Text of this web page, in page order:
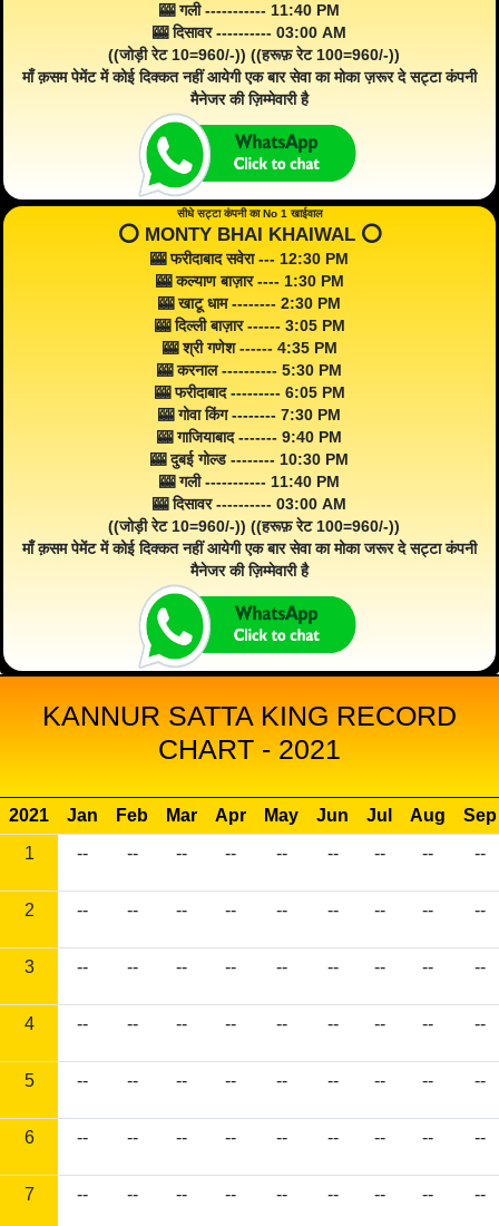
🎰 गली ----------- 11:40 PM
🎰 दिसावर ---------- 03:00 AM
((जोड़ी रेट 10=960/-)) ((हरूफ़ रेट 100=960/-))
माँ क़सम पेमेंट में कोई दिक्कत नहीं आयेगी एक बार सेवा का मोका ज़रूर दे सट्टा कंपनी
मैनेजर की ज़िम्मेवारी है
सीधे सट्टा कंपनी का No 1 खाईवाल
⭕️ MONTY BHAI KHAIWAL ⭕️
🎰 फरीदाबाद सवेरा --- 12:30 PM
🎰 कल्याण बाज़ार ---- 1:30 PM
🎰 खाटू धाम -------- 2:30 PM
🎰 दिल्ली बाज़ार ------ 3:05 PM
🎰 श्री गणेश ------ 4:35 PM
🎰 करनाल ---------- 5:30 PM
🎰 फरीदाबाद --------- 6:05 PM
🎰 गोवा किंग -------- 7:30 PM
🎰 गाजियाबाद ------- 9:40 PM
🎰 दुबई गोल्ड -------- 10:30 PM
🎰 गली ----------- 11:40 PM
🎰 दिसावर ---------- 03:00 AM
((जोड़ी रेट 10=960/-)) ((हरूफ़ रेट 100=960/-))
माँ क़सम पेमेंट में कोई दिक्कत नहीं आयेगी एक बार सेवा का मोका जरूर दे सट्टा कंपनी
मैनेजर की ज़िम्मेवारी है
KANNUR SATTA KING RECORD
CHART - 2021
2021 Jan Feb Mar Apr May Jun Jul Aug
Sep
1
-- -- -- -- -- -- -- -- --
2 -- -- -- -- -- -- -- -- --
3 -- -- -- -- -- -- -- -- --
4 -- -- -- -- -- -- -- -- --
5 -- -- -- -- -- -- -- -- --
6 -- -- -- -- -- -- -- -- --
7 -- -- -- -- -- -- -- -- --